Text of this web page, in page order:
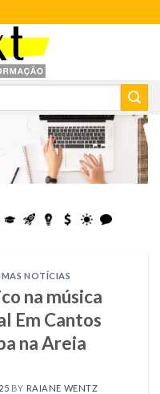
NOTÍCIAS
na música
Em Cantos
na Areia
BY RAIANE WENTZ